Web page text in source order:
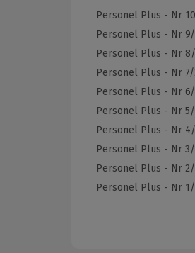
Personel Plus - Nr
Personel Plus - Nr 9/
Personel Plus - Nr 8/
Personel Plus - Nr 7/
Personel Plus - Nr 6/
Personel Plus - Nr 5/
Personel Plus - Nr 4/
Personel Plus - Nr 3/
Personel Plus - Nr 2/
Personel Plus - Nr 1/